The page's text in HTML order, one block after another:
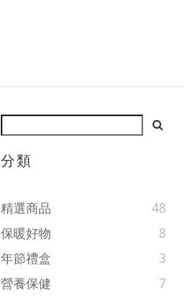
分類
精選商品
48
保暖好物
8
年節禮盒
3
營養保健
7